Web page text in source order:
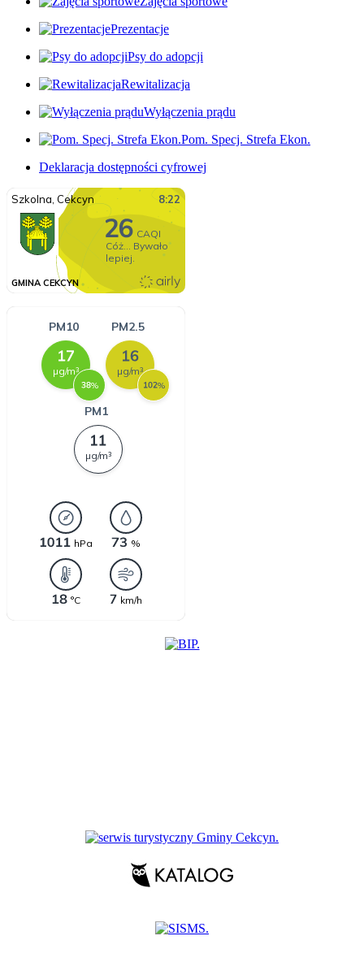
Prezentacje
Psy do adopcji
Rewitalizacja
Wyłączenia prądu
Pom. Specj. Strefa Ekon.
Deklaracja dostępności cyfrowej